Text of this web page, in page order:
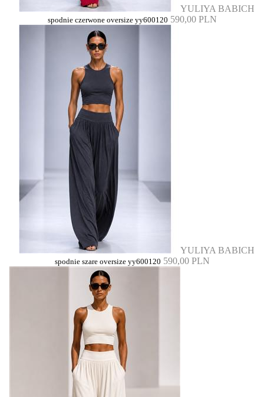
YULIYA BABICH
spodnie czerwone oversize yy600120 590,00 PLN
YULIYA BABICH
spodnie szare oversize yy600120 590,00 PLN